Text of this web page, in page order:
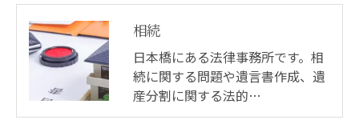
相続
日本橋にある法律事務所です。相
続に関する問題や遺言書作成、遺
産分割に関する法的…